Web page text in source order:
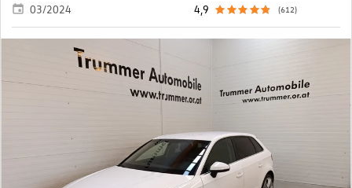
03/2024
4,9
(612)